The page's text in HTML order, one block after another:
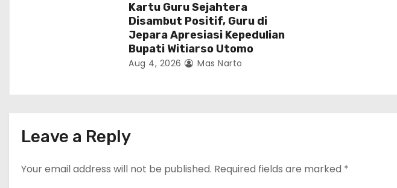
Kartu Guru Sejahtera
Disambut Positif, Guru di
Jepara Apresiasi Kepedulian
Bupati Witiarso Utomo
Aug 4, 2026 Mas Narto
Leave a Reply
Your email address will not be published. Required fields are marked *